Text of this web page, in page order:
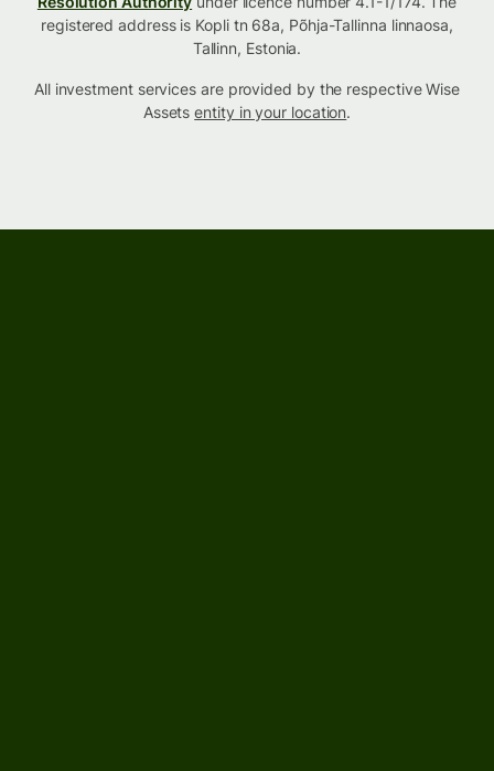
registered address is Kopli tn 68a, Põhja-Tallinna linnaosa,
Tallinn, Estonia.
All investment services are provided by the respective Wise
Assetsentity in your location.